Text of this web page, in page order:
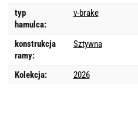
typ
hamulca:
v-brake
konstrukcja
ramy:
Sztywna
Kolekcja: 2026